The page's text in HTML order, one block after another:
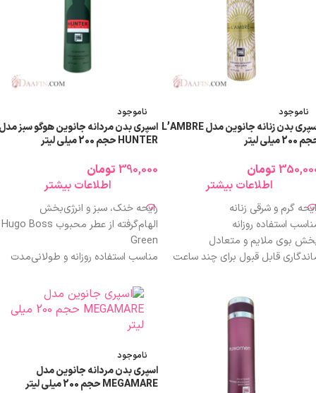
اقتصادی و مقرون‌به‌صرفه
ایجاد حس طراوت و شادابی
بدون ایجاد حس سنگینی یا
مناسب سلیقه‌های زنانه و لطیف
گزینه‌ای اقتصادی با ارزش خرید مناسب
ناموجود
اسپری بدن زنانه جانوین مدل L’AMBRE
میلی لیتر
تومان
اطلاعات بیشتر
گرم و شرقی زنانه
استفاده روزانه
بوی ملایم و متعادل
قابل قبول برای چند ساعت
مقرون‌به‌صرفه نسبت به کیفیت
محیط کار، دانشگاه و استفاده
ناموجود
اسپری بدن مردانه جانوین هوگو سبز
HUNTER حجم 200 میلی لیتر
390,000 تومان
اطلاعات بیشتر
رایحه خنک، سبز و انرژی‌بخش
الهام‌گرفته از عطر محبوب Hugo Boss
Green
مناسب استفاده روزانه و طولانی‌مدت
انتخابی اقتصادی با کیفیت قابل‌قبول
مناسب محیط کار، دانشگاه و
فعالیت‌های روزمره
مناسب آقایان با سلیقه رایحه خنک و
اسپرت
ناموجود
اسپری بدن مردانه جانوین مدل
MEGAMARE حجم 200 میلی لیتر